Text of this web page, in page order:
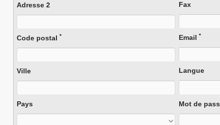
Adresse 2
Code postal*
Ville
Pays
Fax
Email *
Langue
Mot de